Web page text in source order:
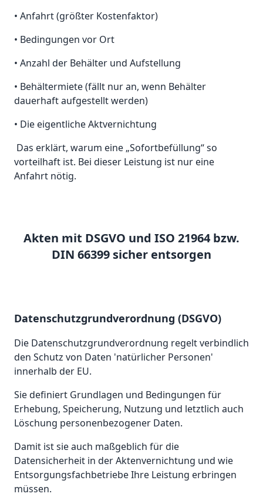
• Anfahrt (größter Kostenfaktor)
• Bedingungen vor Ort
• Anzahl der Behälter und Aufstellung
• Behältermiete (fällt nur an, wenn Behälter
dauerhaft aufgestellt werden)
• Die eigentliche Aktvernichtung
Das erklärt, warum eine „Sofortbefüllung“ so
vorteilhaft ist. Bei dieser Leistung ist nur eine
Anfahrt nötig.
Akten mit DSGVO und ISO 21964 bzw.
DIN 66399 sicher entsorgen
Datenschutzgrundverordnung (DSGVO)
Die Datenschutzgrundverordnung regelt verbindlich
den Schutz von Daten 'natürlicher Personen'
innerhalb der EU.
Sie definiert Grundlagen und Bedingungen für
Erhebung, Speicherung, Nutzung und letztlich auch
Löschung personenbezogener Daten.
Damit ist sie auch maßgeblich für die
Datensicherheit in der Aktenvernichtung und wie
Entsorgungsfachbetriebe Ihre Leistung erbringen
müssen.